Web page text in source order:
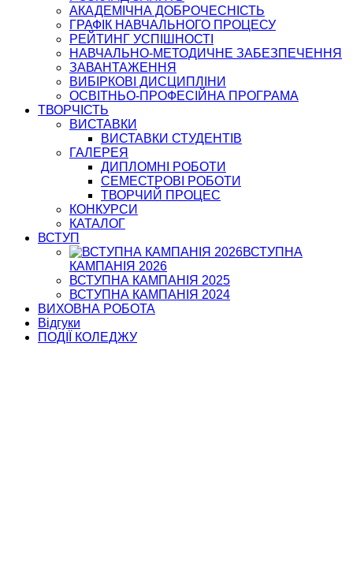
АКАДЕМІЧНА ДОБРОЧЕСНІСТЬ
ГРАФІК НАВЧАЛЬНОГО ПРОЦЕСУ
РЕЙТИНГ УСПІШНОСТІ
НАВЧАЛЬНО-МЕТОДИЧНЕ ЗАБЕЗПЕЧЕННЯ
ЗАВАНТАЖЕННЯ
ВИБІРКОВІ ДИСЦИПЛІНИ
ОСВІТНЬО-ПРОФЕСІЙНА ПРОГРАМА
ТВОРЧІСТЬ
ВИСТАВКИ
ВИСТАВКИ СТУДЕНТІВ
ГАЛЕРЕЯ
ДИПЛОМНІ РОБОТИ
СЕМЕСТРОВІ РОБОТИ
ТВОРЧИЙ ПРОЦЕС
КОНКУРСИ
КАТАЛОГ
ВСТУП
ВСТУПНА
КАМПАНІЯ 2026
ВСТУПНА КАМПАНІЯ 2025
ВСТУПНА КАМПАНІЯ 2024
ВИХОВНА РОБОТА
Відгуки
ПОДІЇ КОЛЕДЖУ